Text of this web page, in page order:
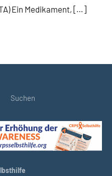
Ein Medikament, […]
Suchen